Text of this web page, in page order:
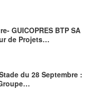
GUICOPRES BTP SA
de Projets…
du 28 Septembre :